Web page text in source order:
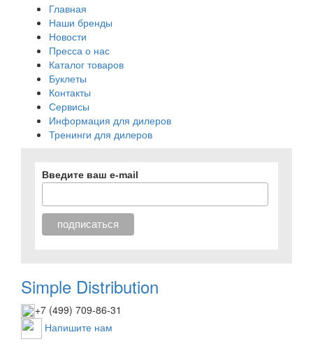
Главная
Наши бренды
Новости
Пресса о нас
Каталог товаров
Буклеты
Контакты
Сервисы
Информация для дилеров
Тренинги для дилеров
Введите ваш e-mail
Simple Distribution
+7 (499) 709-86-31
Напишите нам